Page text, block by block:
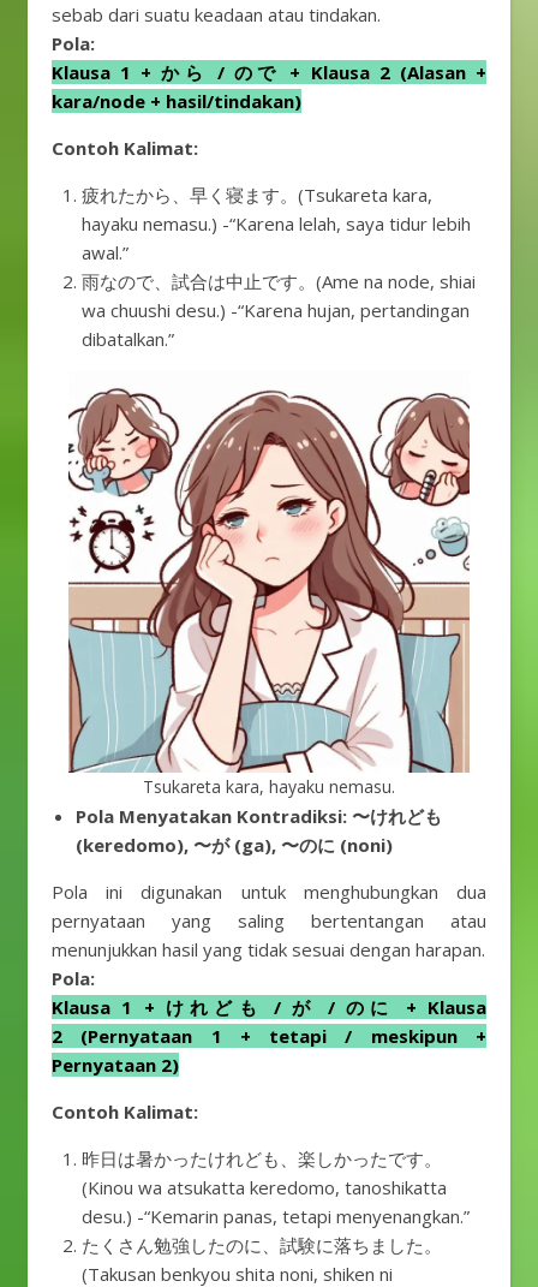
sebab dari suatu keadaan atau tindakan.
Pola:
Klausa 1 + から / ので + Klausa 2 (Alasan +
kara/node + hasil/tindakan)
Contoh Kalimat:
疲れたから、早く寝ます。(Tsukareta kara,
hayaku nemasu.) -“Karena lelah, saya tidur lebih
awal.”
雨なので、試合は中止です。(Ame na node, shiai
wa chuushi desu.) -“Karena hujan, pertandingan
dibatalkan.”
Tsukareta kara, hayaku nemasu.
Pola Menyatakan Kontradiksi: 〜けれども
(keredomo), 〜が (ga), 〜のに (noni)
Pola ini digunakan untuk menghubungkan dua
pernyataan yang saling bertentangan atau
menunjukkan hasil yang tidak sesuai dengan harapan.
Pola:
Klausa 1 + けれども / が / のに + Klausa
2 (Pernyataan 1 + tetapi / meskipun +
Pernyataan 2)
Contoh Kalimat:
昨日は暑かったけれども、楽しかったです。
(Kinou wa atsukatta keredomo, tanoshikatta
desu.) -“Kemarin panas, tetapi menyenangkan.”
たくさん勉強したのに、試験に落ちました。
(Takusan benkyou shita noni, shiken ni